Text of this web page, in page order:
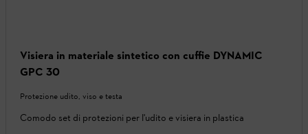
Visiera in materiale sintetico con cuffie DYNAMIC
GPC 30
Protezione udito, viso e testa
Comodo set di protezioni per l'udito e visiera in plastica